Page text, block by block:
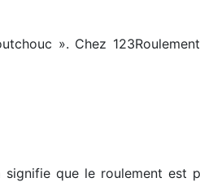
». Chez
que le roulement est